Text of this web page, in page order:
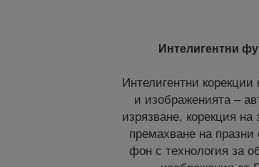
Интелигентни
Интелигентни корекции
и изображенията –
изрязване, корекция на
премахване на празни
фон с технология за